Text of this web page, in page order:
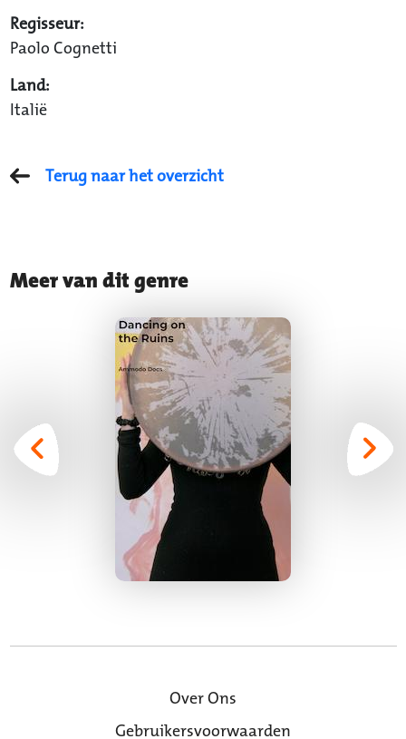
Regisseur:
Paolo Cognetti
Land:
Italië
Terug naar het overzicht
Meer van dit genre
Over Ons
Gebruikersvoorwaarden